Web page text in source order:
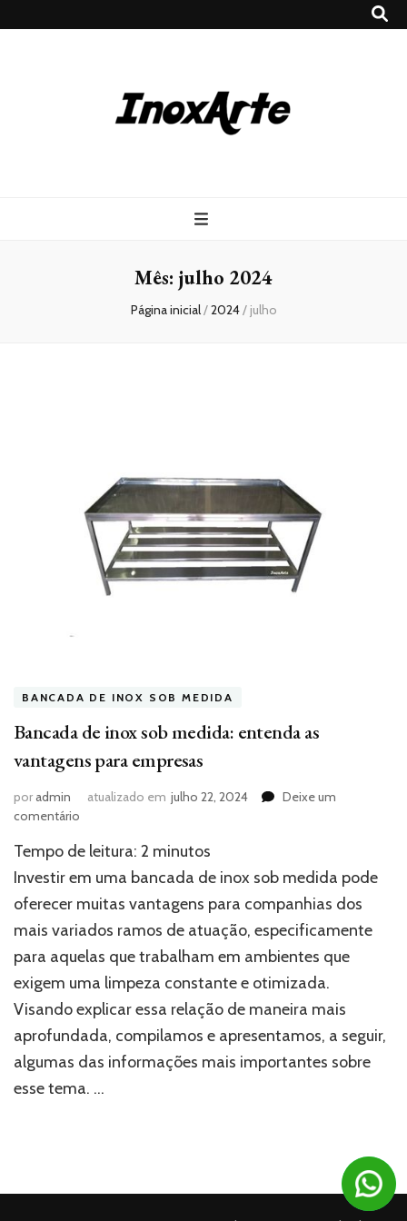
Mês: julho 2024
Página inicial/2024/ julho
BANCADA DE INOX SOB MEDIDA
Bancada de inox sob medida: entenda as
vantagens para empresas
poradmin atualizado em julho 22, 2024
Deixe um
comentário
de
inox
medida:
entenda
as
vantagens
para
empresas
Tempo de leitura: 2 minutos
Investir em uma bancada de inox sob medida pode
oferecer muitas vantagens para companhias dos
mais variados ramos de atuação, especificamente
para aquelas que trabalham em ambientes que
exigem uma limpeza constante e otimizada.
Visando explicar essa relação de maneira mais
aprofundada, compilamos e apresentamos, a seguir,
algumas das informações mais importantes sobre
esse tema. …